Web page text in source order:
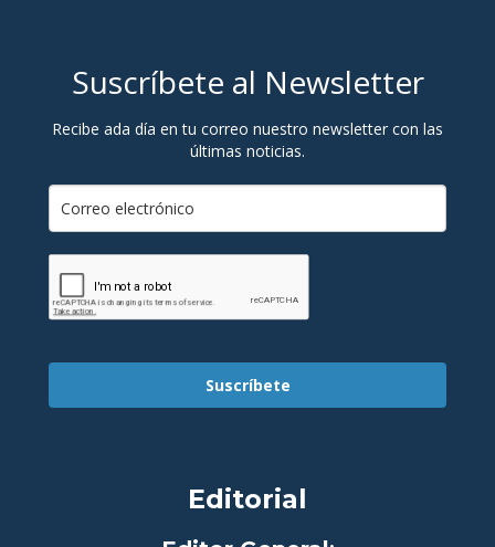
Suscríbete al Newsletter
Recibe ada día en tu correo nuestro newsletter con las
últimas noticias.
Suscríbete
Editorial